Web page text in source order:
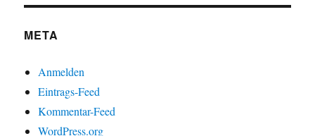
META
Anmelden
Eintrags-Feed
Kommentar-Feed
WordPress.org